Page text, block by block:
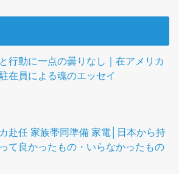
行動に一点の曇りなし｜在アメリカ
在員による魂のエッセイ
赴任 家族帯同準備 家電│日本から持
て良かったもの・いらなかったもの